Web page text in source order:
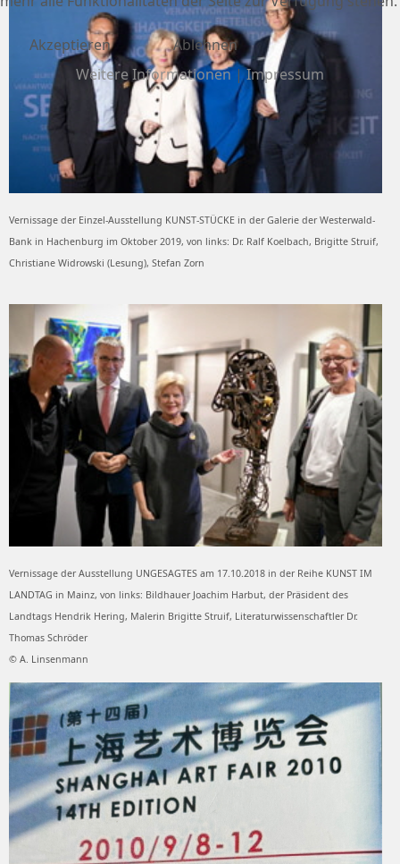
Vernissage der Einzel-Ausstellung KUNST-STÜCKE in der Galerie der Westerwald-
Bank in Hachenburg im Oktober 2019, von links: Dr. Ralf Koelbach, Brigitte Struif,
Christiane Widrowski (Lesung), Stefan Zorn
Vernissage der Ausstellung UNGESAGTES am 17.10.2018 in der Reihe KUNST IM
LANDTAG in Mainz, von links: Bildhauer Joachim Harbut, der Präsident des
Landtags Hendrik Hering, Malerin Brigitte Struif, Literaturwissenschaftler Dr.
Thomas Schröder
© A. Linsenmann
Akzeptieren
Ablehnen
Weitere Informationen|Impressum